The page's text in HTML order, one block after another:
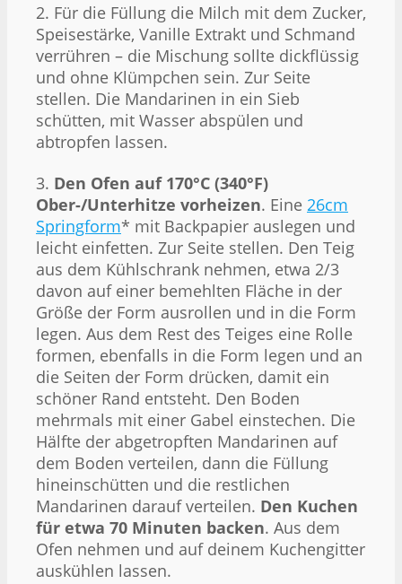
2. Für die Füllung die Milch mit dem Zucker,
Speisestärke, Vanille Extrakt und Schmand
verrühren – die Mischung sollte dickflüssig
und ohne Klümpchen sein. Zur Seite
stellen. Die Mandarinen in ein Sieb
schütten, mit Wasser abspülen und
abtropfen lassen.
3. Den Ofen auf 170°C (340°F)
Ober-/Unterhitze vorheizen. Eine 26cm
Springform* mit Backpapier auslegen und
leicht einfetten. Zur Seite stellen. Den Teig
aus dem Kühlschrank nehmen, etwa 2/3
davon auf einer bemehlten Fläche in der
Größe der Form ausrollen und in die Form
legen. Aus dem Rest des Teiges eine Rolle
formen, ebenfalls in die Form legen und an
die Seiten der Form drücken, damit ein
schöner Rand entsteht. Den Boden
mehrmals mit einer Gabel einstechen. Die
Hälfte der abgetropften Mandarinen auf
dem Boden verteilen, dann die Füllung
hineinschütten und die restlichen
Mandarinen darauf verteilen. Den Kuchen
für etwa 70 Minuten backen. Aus dem
Ofen nehmen und auf deinem Kuchengitter
auskühlen lassen.